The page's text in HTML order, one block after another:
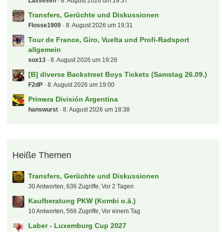
Transfers, Gerüchte und Diskussionen
Flosse1909 8. August 2026 um 19:31
Tour de France, Giro, Vuelta und Profi-Radsport
allgemein
sox13 8. August 2026 um 19:26
[B] diverse Backstreet Boys Tickets (Samstag 26.09.)
F2dP 8. August 2026 um 19:00
Primera División Argentina
hanswurst 8. August 2026 um 18:38
Heiße Themen
Transfers, Gerüchte und Diskussionen
30 Antworten, 636 Zugriffe, Vor 2 Tagen
Kaufberatung PKW (Kombi o.ä.)
10 Antworten, 566 Zugriffe, Vor einem Tag
Laber - Luxemburg Cup 2027